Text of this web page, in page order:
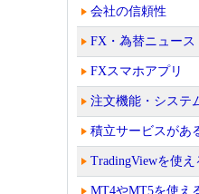
会社の信頼性
FX・為替ニュース
FXスマホアプリ
注文機能・システ
積立サービスがあ
TradingViewを使
MT4やMT5を使え